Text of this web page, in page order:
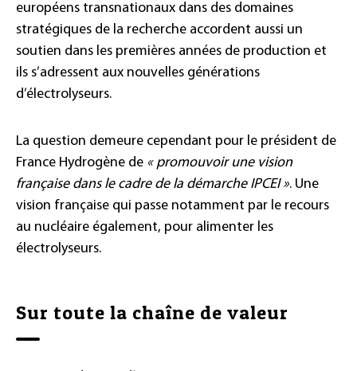
européens transnationaux dans des domaines
stratégiques de la recherche accordent aussi un
soutien dans les premières années de production et
ils s’adressent aux nouvelles générations
d’électrolyseurs.
La question demeure cependant pour le président de
France Hydrogène de « promouvoir une vision
française dans le cadre de la démarche IPCEI ». Une
vision française qui passe notamment par le recours
au nucléaire également, pour alimenter les
électrolyseurs.
Sur toute la chaîne de valeur